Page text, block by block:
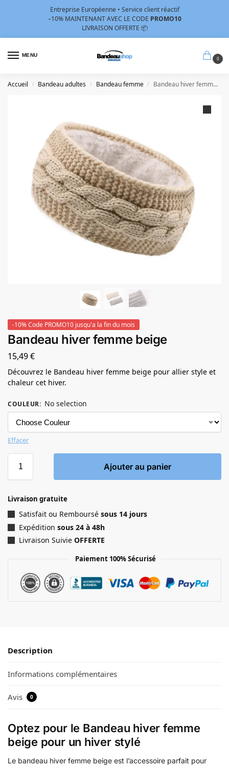
Entreprise Européenne • Service client réactif
–10% MAINTENANT AVEC LE CODE PROMO10
LIVRAISON OFFERTE 📦
MENU
0
Accueil / Bandeau adultes / Bandeau femme / Bandeau hiver femme beige
-10% Code PROMO10 jusqu'a la fin du mois
Bandeau hiver femme beige
15,49€
Découvrez le Bandeau hiver femme beige pour allier style et
chaleur cet hiver.
COULEUR: No selection
Effacer
Ajouter au panier
Livraison gratuite
Satisfait ou Remboursé sous 14 jours
Expédition sous 24 à 48h
Livraison Suivie OFFERTE
Paiement 100% Sécurisé
Description
Informations complémentaires
Avis 0
Optez pour le Bandeau hiver femme
beige pour un hiver stylé
Le bandeau hiver femme beige est l’accessoire parfait pour